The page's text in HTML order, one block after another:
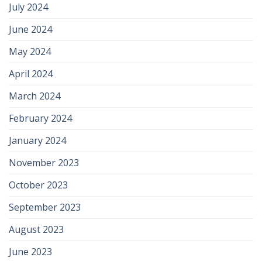
July 2024
June 2024
May 2024
April 2024
March 2024
February 2024
January 2024
November 2023
October 2023
September 2023
August 2023
June 2023